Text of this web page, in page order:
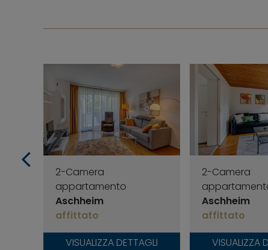
2-Camera
appartamento
Aschheim
affittato
VISUALIZZA DETTAGLI
2-Camera
Aschheim
affittato
VISUALIZZA